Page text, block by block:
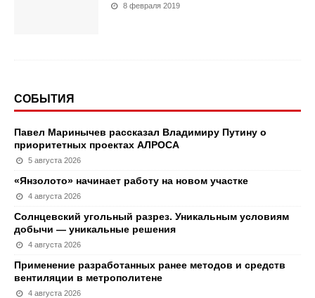
8 февраля 2019
СОБЫТИЯ
Павел Маринычев рассказал Владимиру Путину о
приоритетных проектах АЛРОСА
5 августа 2026
«Янзолото» начинает работу на новом участке
4 августа 2026
Солнцевский угольный разрез. Уникальным условиям
добычи — уникальные решения
4 августа 2026
Применение разработанных ранее методов и средств
вентиляции в метрополитене
4 августа 2026